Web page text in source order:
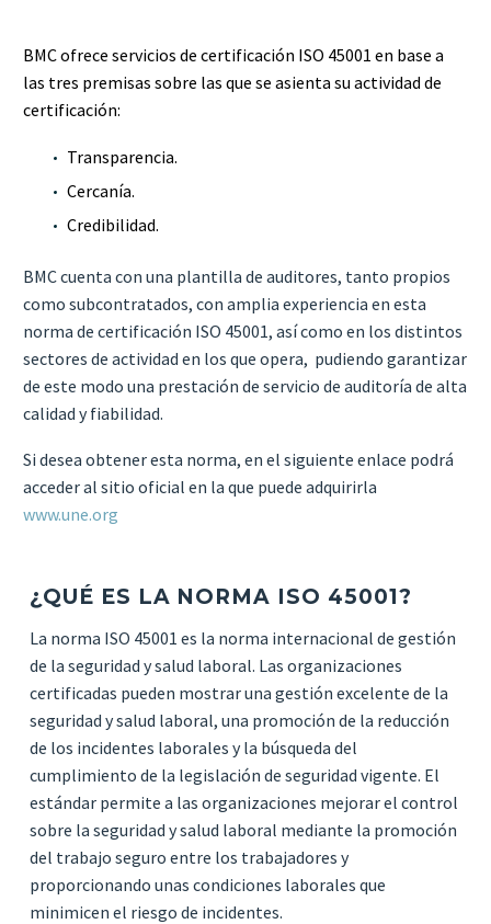
BMCofrece servicios de certificación ISO 45001 en base a
las tres premisas sobre las que se asienta su actividad de
certificación:
Transparencia.
Cercanía.
Credibilidad.
BMC cuenta con una plantilla de auditores, tanto propios
como subcontratados, con amplia experiencia en esta
norma de certificación ISO 45001, así como en los distintos
sectores de actividad en los que opera, pudiendo garantizar
de este modo una prestación de servicio de auditoría de alta
calidad y fiabilidad.
Si desea obtener esta norma, en el siguiente enlace podrá
acceder al sitio oficial en la que puede adquirirla
www.une.org
¿QUÉ ES LA NORMA ISO 45001?
La norma ISO 45001 es la norma internacional de gestión
de la seguridad y salud laboral. Las organizaciones
certificadas pueden mostrar una gestión excelente de la
seguridad y salud laboral, una promoción de la reducción
de los incidentes laborales y la búsqueda del
cumplimiento de la legislación de seguridad vigente. El
estándar permite a las organizaciones mejorar el control
sobre la seguridad y salud laboral mediante la promoción
del trabajo seguro entre los trabajadores y
proporcionando unas condiciones laborales que
minimicen el riesgo de incidentes.